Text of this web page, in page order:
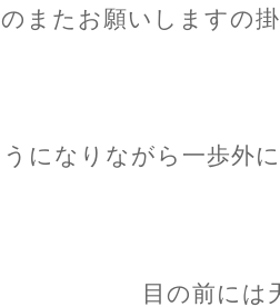
のまたお願いしますの
になりながら一歩外
目の前には